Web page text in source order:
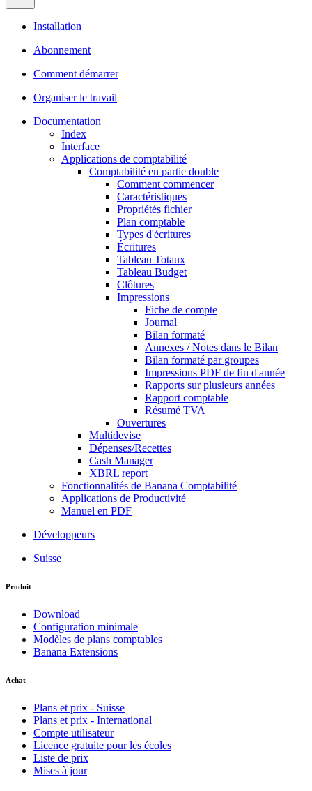
Installation
Abonnement
Comment démarrer
Organiser le travail
Documentation
Index
Interface
Applications de comptabilité
Comptabilité en partie double
Comment commencer
Caractéristiques
Propriétés fichier
Plan comptable
Types d'écritures
Écritures
Tableau Totaux
Tableau Budget
Clôtures
Impressions
Fiche de compte
Journal
Bilan formaté
Annexes / Notes dans le Bilan
Bilan formaté par groupes
Impressions PDF de fin d'année
Rapports sur plusieurs années
Rapport comptable
Résumé TVA
Ouvertures
Multidevise
Dépenses/Recettes
Cash Manager
XBRL report
Fonctionnalités de Banana Comptabilité
Applications de Productivité
Manuel en PDF
Développeurs
Suisse
Produit
Download
Configuration minimale
Modèles de plans comptables
Banana Extensions
Achat
Plans et prix - Suisse
Plans et prix - International
Compte utilisateur
Licence gratuite pour les écoles
Liste de prix
Mises à jour